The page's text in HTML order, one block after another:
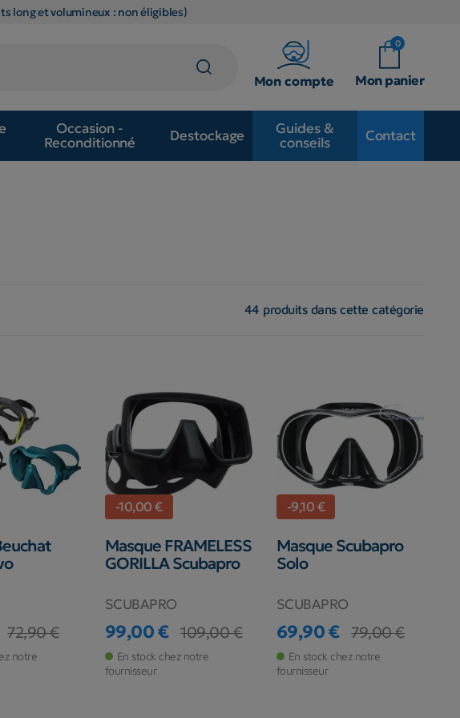
long et volumineux : non éligibles)
Mon compte
0
Mon panier
Occasion -
Reconditionné
Destockage
Guides &
conseils
Contact
44 produits dans cette catégorie
72,90 €
notre
-10,00 €
Masque FRAMELESS
GORILLA Scubapro
SCUBAPRO
Prix
99,00 €
Prix de base
109,00 €
En stock chez notre
fournisseur
-9,10 €
Masque Scubapro
Solo
SCUBAPRO
Prix
69,90 €
Prix de base
79,00 €
En stock chez notre
fournisseur